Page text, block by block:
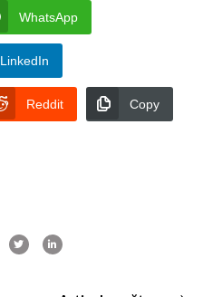
WhatsApp
LinkedIn
Reddit Copy